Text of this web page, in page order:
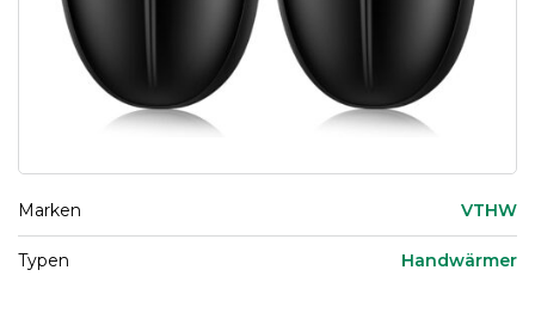
Marken VTHW
Typen Handwärmer